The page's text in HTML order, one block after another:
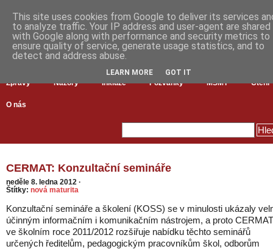
Zprávy Názory Inkluze Pozvánky MŠMT Čtení
O nás
CERMAT: Konzultační semináře
neděle 8. ledna 2012 ·
Štítky: nová maturita
Konzultační semináře a školení (KOSS) se v minulosti ukázaly
účinným informačním i komunikačním nástrojem, a proto CERMAT
ve školním roce 2011/2012 rozšiřuje nabídku těchto seminářů
určených ředitelům, pedagogickým pracovníkům škol, odborům
This site uses cookies from Google to deliver its services
to analyze traffic. Your IP address and user-agent are shared
with Google along with performance and security metrics to
ensure quality of service, generate usage statistics, and to
detect and address abuse.
LEARN MORE GOT IT